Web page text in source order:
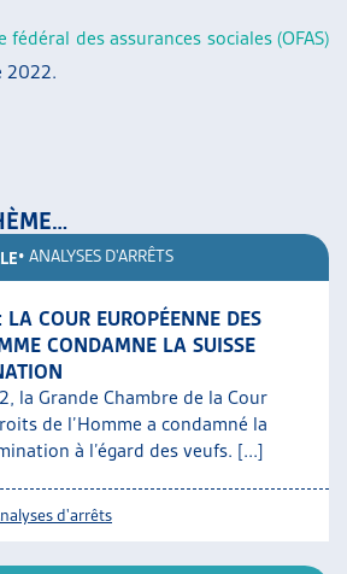
fédéral des assurances sociales (OFAS)
2022.
• ANALYSES D'ARRÊTS
LA COUR EUROPÉENNE DES
CONDAMNE LA SUISSE
la Grande Chambre de la Cour
de l’Homme a condamné la
à l’égard des veufs. [...]
d'arrêts